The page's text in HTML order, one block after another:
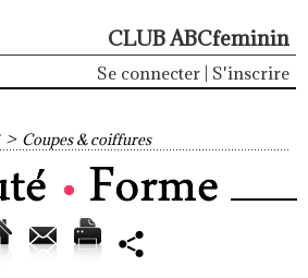
CLUB ABCfeminin
Se connecter S'inscrire
> Coupes & coiffures